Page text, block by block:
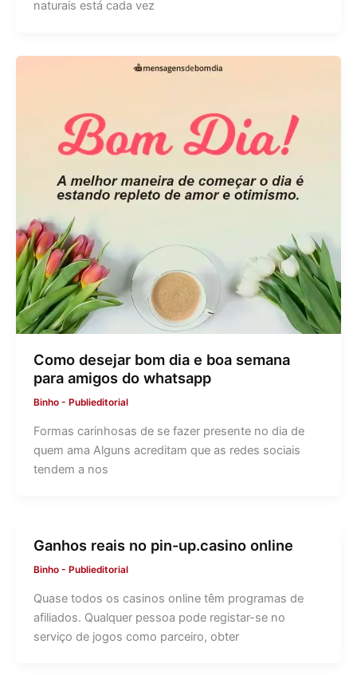
naturais está cada vez
Como desejar bom dia e boa semana
para amigos do whatsapp
Binho - Publieditorial
Formas carinhosas de se fazer presente no dia de
quem ama Alguns acreditam que as redes sociais
tendem a nos
Ganhos reais no pin-up.casino online
Binho - Publieditorial
Quase todos os casinos online têm programas de
afiliados. Qualquer pessoa pode registar-se no
serviço de jogos como parceiro, obter